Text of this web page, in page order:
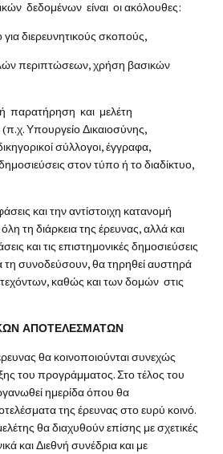
δεδομένων είναι οι ακόλουθες:
διερευνητικούς σκοπούς,
περιπτώσεων, χρήση βασικών
και μελέτη
Υπουργείο Δικαιοσύνης,
σύλλογοι, έγγραφα,
στον τύπο ή το διαδίκτυο,
και την αντίστοιχη κατανομή
τη διάρκεια της έρευνας, αλλά και
και τις επιστημονικές δημοσιεύσεις
τη συνοδεύσουν, θα τηρηθεί αυστηρά
καθώς και των δομών στις
ΑΠΟΤΕΛΕΣΜΑΤΩΝ
θα κοινοποιούνται συνεχώς
του προγράμματος. Στο τέλος του
ημερίδα όπου θα
της έρευνας στο ευρύ κοινό.
θα διαχυθούν επίσης με σχετικές
και Διεθνή συνέδρια και με